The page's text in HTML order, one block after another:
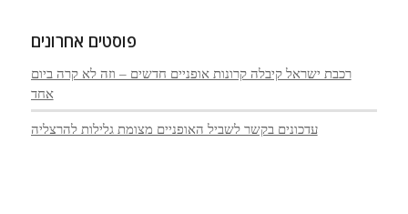
פוסטים אחרונים
רכבת ישראל קיבלה קרונות אופניים חדשים – וזה לא קרה ביום
אחד
עדכונים בקשר לשביל האופניים מצומת גלילות להרצליה